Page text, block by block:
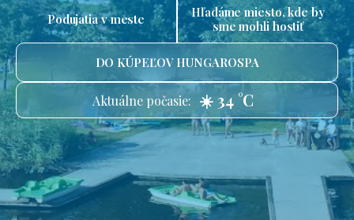
Podujatia v meste
Hľadáme miesto, kde by
sme mohli hostiť
DO KÚPEĽOV HUNGAROSPA
Aktuálne počasie: ☀️ 34 °C